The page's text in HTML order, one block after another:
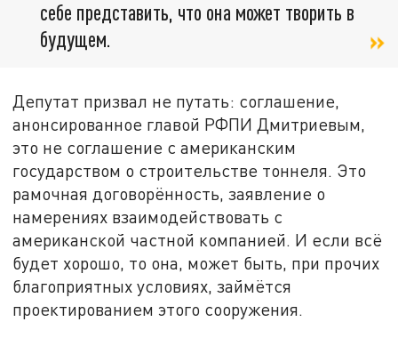
себе представить, что она может творить в
будущем.
Депутат призвал не путать: соглашение,
анонсированное главой РФПИ Дмитриевым,
это не соглашение с американским
государством о строительстве тоннеля. Это
рамочная договорённость, заявление о
намерениях взаимодействовать с
американской частной компанией. И если всё
будет хорошо, то она, может быть, при прочих
благоприятных условиях, займётся
проектированием этого сооружения.